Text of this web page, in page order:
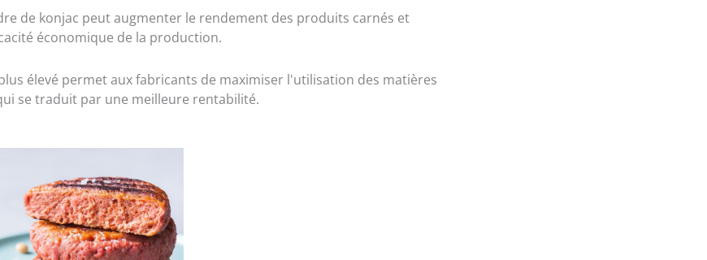
de konjac peut augmenter le rendement des produits carnés et
économique de la production.
élevé permet aux fabricants de maximiser l'utilisation des matières
se traduit par une meilleure rentabilité.